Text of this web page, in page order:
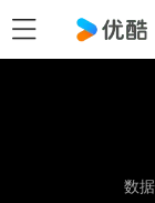
数